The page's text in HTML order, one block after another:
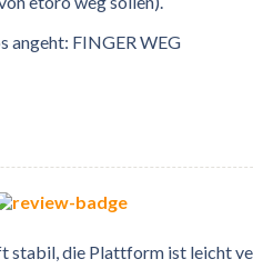
angeht: FINGER WEG
stabil, die Plattform ist leicht